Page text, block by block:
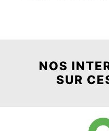
NOS
SUR